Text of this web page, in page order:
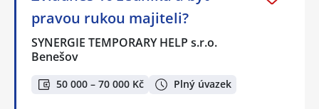
pravou rukou majiteli?
SYNERGIE TEMPORARY HELP s.r.o.
Benešov
50 000 – 70 000 Kč Plný úvazek